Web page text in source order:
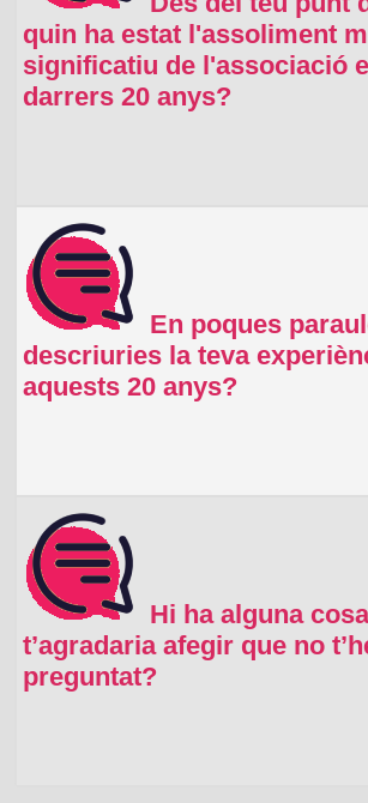
quin ha estat l'assoliment
significatiu de l'associació
darrers 20 anys?
En poques
descriuries la teva
aquests 20 anys?
Hi ha alguna
t’agradaria afegir que no
preguntat?